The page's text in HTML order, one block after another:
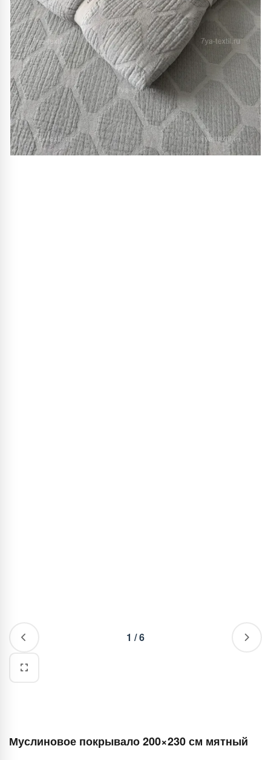
1 /6
Муслиновое покрывало 200×230 см мятный